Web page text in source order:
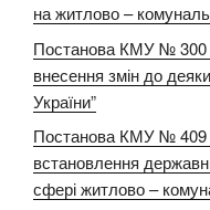
на житлово –
Постанова КМУ № 300
внесення змін до
України”
Постанова КМУ № 409
встановлення
сфері житлово –